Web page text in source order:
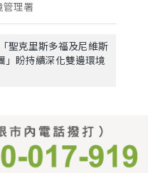
管理署
聖克里斯多福及尼維斯
」盼持續深化雙邊環境